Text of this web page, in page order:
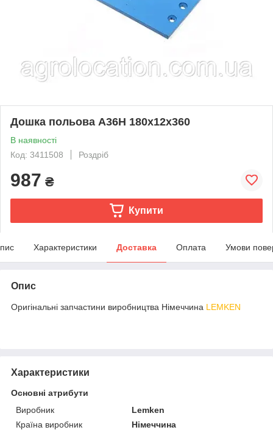
Дошка польова A36H 180x12x360
В наявності
Код: 3411508
Роздріб
987 ₴
Купити
Характеристики Доставка Оплата Умови
Опис
Оригінальні запчастини виробництва Німеччина LEMKEN
Характеристики
Основні атрибути
Виробник
Lemken
Країна виробник
Німеччина